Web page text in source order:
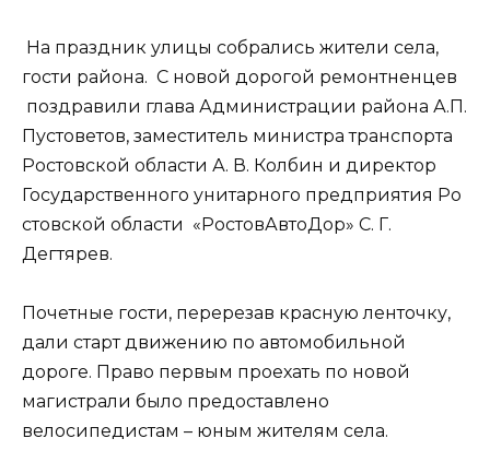
На праздник улицы собрались жители села,
гости района. С новой дорогой ремонтненцев
поздравили глава Администрации района А.П.
Пустоветов, заместитель министра транспорта
Ростовской области А. В. Колбин и директор
Государственного унитарного предприятия Ро
стовской области «РостовАвтоДор» С. Г.
Дегтярев.
Почетные гости, перерезав красную ленточку,
дали старт движению по автомобильной
дороге. Право первым проехать по новой
магистрали было предоставлено
велосипедистам – юным жителям села.